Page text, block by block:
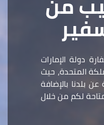
دولة الإمارات
المتحدة، حيث
بلدنا بالإضافة
لكم من خلال